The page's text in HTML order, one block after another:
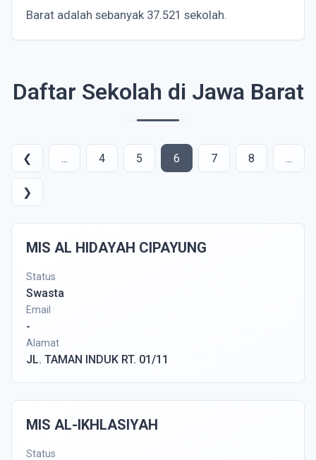
Barat adalah sebanyak 37.521 sekolah.
Daftar Sekolah di Jawa Barat
❮ ... 4 5 6 7 8 ...
❯
MIS AL HIDAYAH CIPAYUNG
Status
Swasta
Email
-
Alamat
JL. TAMAN INDUK RT. 01/11
MIS AL-IKHLASIYAH
Status